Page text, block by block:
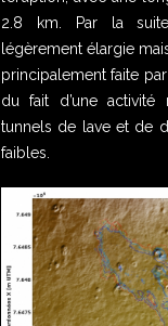
2.8 km. Par la
légèrement élargie
principalement faite
du fait d’une activité
tunnels de lave et de
faibles.